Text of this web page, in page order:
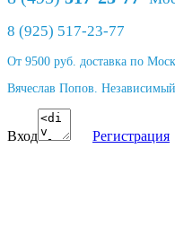
8 (925) 517-23-77
От 9500 руб. доставка по
Вячеслав Попов.
Вход Регистрация